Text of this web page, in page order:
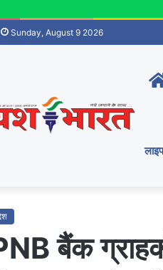
Sunday, August 9 2026
बैंक